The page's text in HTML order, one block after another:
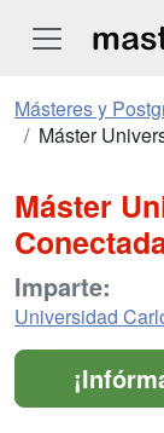
Másteres y
Máster
Máster
Imparte:
Universidad